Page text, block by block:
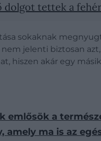
dolgot tettek a
sokaknak
jelenti biztosan
hiszen akár egy
emlősök a
amely ma is az